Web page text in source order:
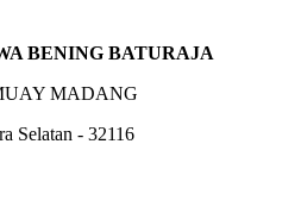
BENING BATURAJA
MADANG
Selatan - 32116